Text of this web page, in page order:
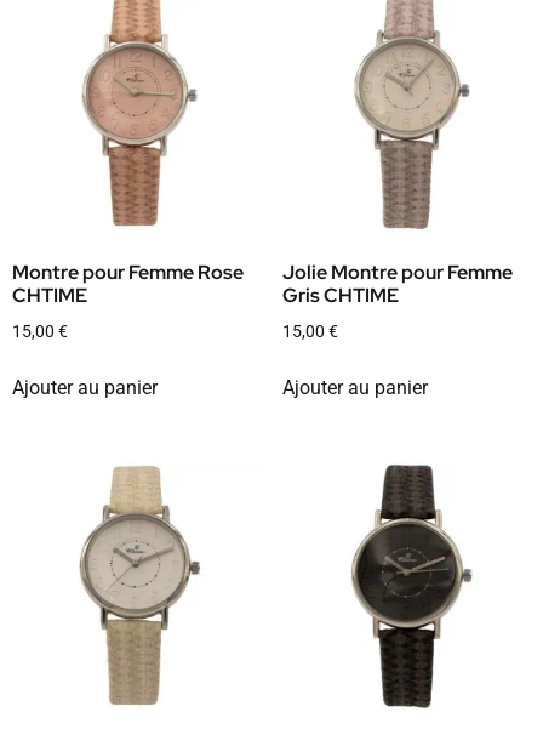
Montre pour Femme Rose
CHTIME
15,00 €
Ajouter au panier
Jolie Montre pour Femme
Gris CHTIME
15,00 €
Ajouter au panier